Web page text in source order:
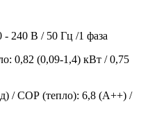
- 240 В / 50 Гц /1 фаза
: 0,82 (0,09-1,4) кВт / 0,75
/ СОР (тепло): 6,8 (А++) /